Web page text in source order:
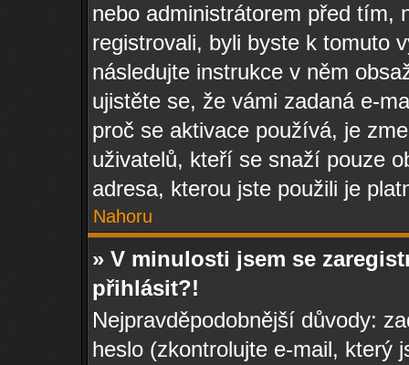
nebo administrátorem před tím,
registrovali, byli byste k tomuto
následujte instrukce v něm
ujistěte se, že vámi zadaná e-
proč se aktivace používá, je
uživatelů, kteří se snaží pouze
adresa, kterou jste použili je
Nahoru
» V minulosti jsem se
přihlásit?!
Nejpravděpodobnější důvody:
heslo (zkontrolujte e-mail, který